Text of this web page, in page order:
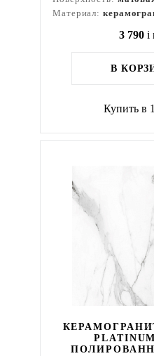
Материал:
3 790 i
В
Купить в